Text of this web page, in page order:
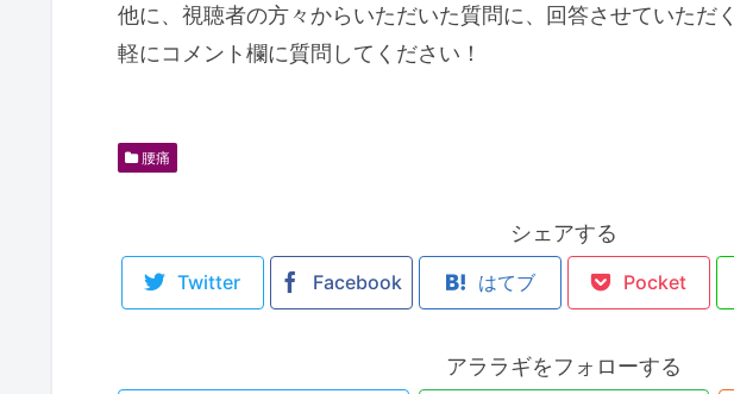
他に、視聴者の方々からいただいた質問に、回答させていただ
軽にコメント欄に質問してください！
腰痛
シェアする
Twitter Facebook はてブ Pocket
アララギをフォローする